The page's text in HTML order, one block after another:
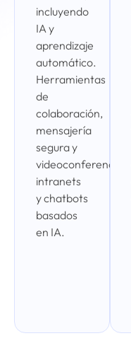
incluyendo
IA y
aprendizaje
automático.
Herramientas
de
colaboración,
mensajería
segura y
videoconferencia,
intranets
y chatbots
basados
en IA.